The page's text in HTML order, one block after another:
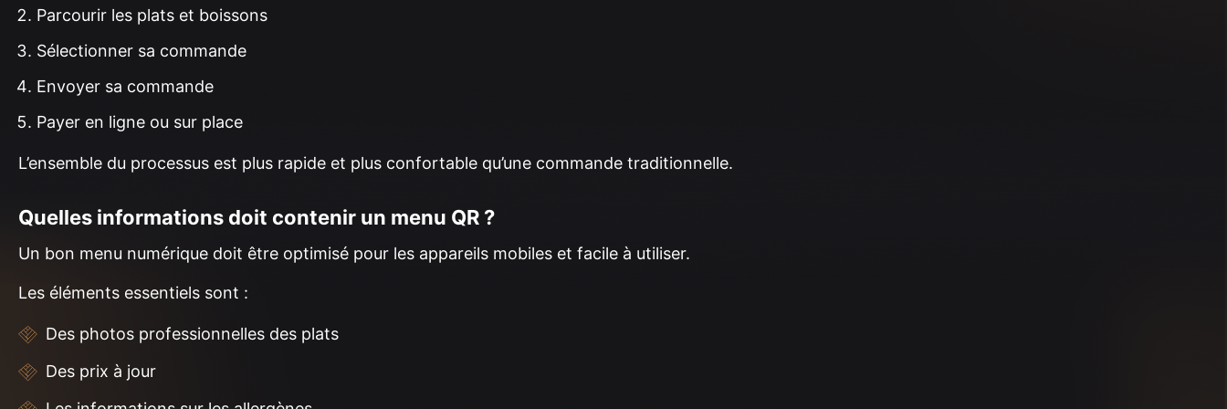
Parcourir les plats et boissons
Sélectionner sa commande
Envoyer sa commande
Payer en ligne ou sur place
L’ensemble du processus est plus rapide et plus confortable qu’une commande traditionnelle.
Quelles informations doit contenir un menu QR ?
Un bon menu numérique doit être optimisé pour les appareils mobiles et facile à utiliser.
Les éléments essentiels sont :
Des photos professionnelles des plats
Des prix à jour